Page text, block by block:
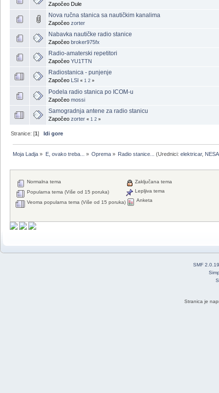
Započeo Dule
Nova ručna stanica sa nautičkim kanalima
Započeo zorter
Nabavka nautičke radio stanice
Započeo broker975fx
Radio-amaterski repetitori
Započeo YU1TTN
Radiostanica - punjenje
Započeo LSI « 1 2 »
Podela radio stanica po ICOM-u
Započeo mossi
Samogradnja antene za radio stanicu
Započeo zorter « 1 2 »
Stranice: [1]Idi gore
Moja Ladja » E, ovako treba... » Oprema» Radio stanice... (Urednici:elektricar,
Normalna tema
Popularna tema (Više od 15 poruka)
Veoma popularna tema (Više od 15 poruka)
Zaključana tema
Lepljiva tema
Anketa
SMF 2.0.19
Stranica je